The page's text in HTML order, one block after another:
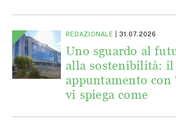
REDAZIONALE 31.07.2026
Uno sguardo al
alla sostenibilità: il
appuntamento con
vi spiega come